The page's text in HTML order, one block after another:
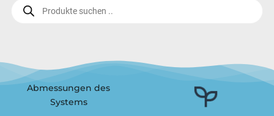
Abmessungen des
Systems